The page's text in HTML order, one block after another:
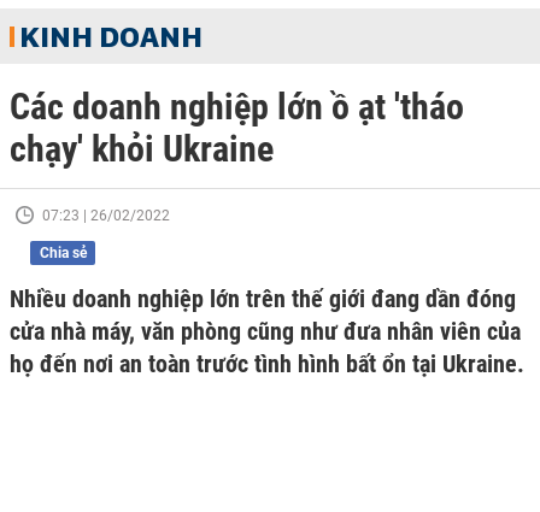
KINH DOANH
Các doanh nghiệp lớn ồ ạt 'tháo
chạy' khỏi Ukraine
07:23 | 26/02/2022
Chia sẻ
Nhiều doanh nghiệp lớn trên thế giới đang dần đóng
cửa nhà máy, văn phòng cũng như đưa nhân viên của
họ đến nơi an toàn trước tình hình bất ổn tại Ukraine.